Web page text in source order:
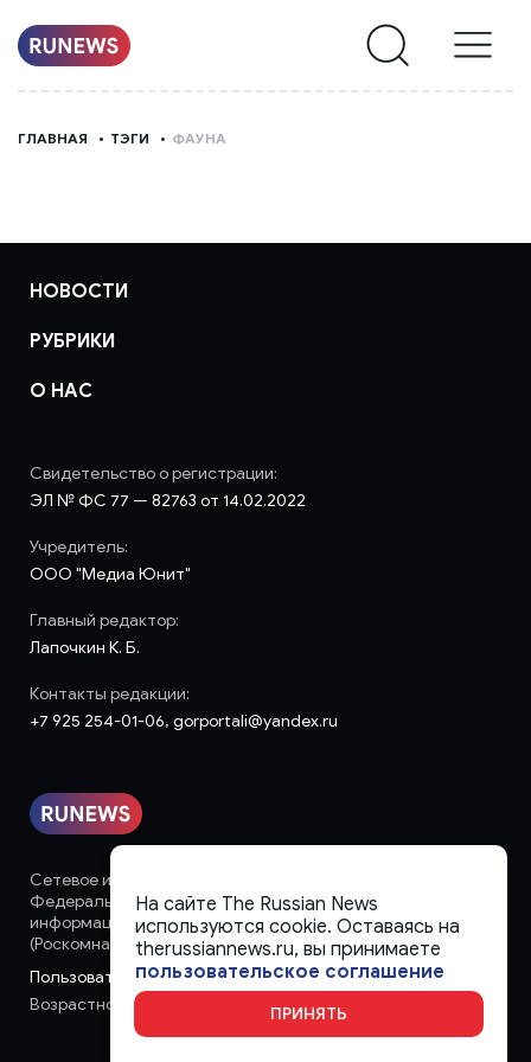
О
НАС
ГЛАВНАЯ ТЭГИ ФАУНА
НОВОСТИ
РУБРИКИ
О НАС
Сетевое издание «runews» (18+) зарегистрировано в
Федеральной службе по надзору в сфере связи,
информационных технологий и массовых коммуникаций
(Роскомнадзор)
Пользовательское соглашение
Возрастное ограничение:
Свидетельство о регистрации:
ЭЛ № ФС 77 — 82763 от 14.02.2022
Учредитель:
ООО "Медиа Юнит"
Главный редактор:
Лапочкин К. Б.
Контакты редакции:
+7 925 254-01-06, gorportali@yandex.ru
На сайте The Russian News
используются cookie. Оставаясь на
therussiannews.ru, вы принимаете
пользовательское соглашение
ПРИНЯТЬ